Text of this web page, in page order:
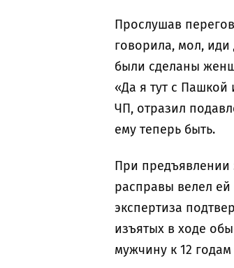
Прослушав
говорила, мол,
были сделаны
«Да я тут с
ЧП, отразил
ему теперь быть.
При предъявлении
расправы велел ей
экспертиза
изъятых в ходе
мужчину к 12